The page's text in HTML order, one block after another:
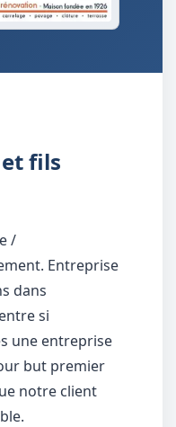
fils
/
Entreprise
dans
si
une entreprise
but premier
notre client